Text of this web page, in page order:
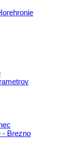
- Brezno